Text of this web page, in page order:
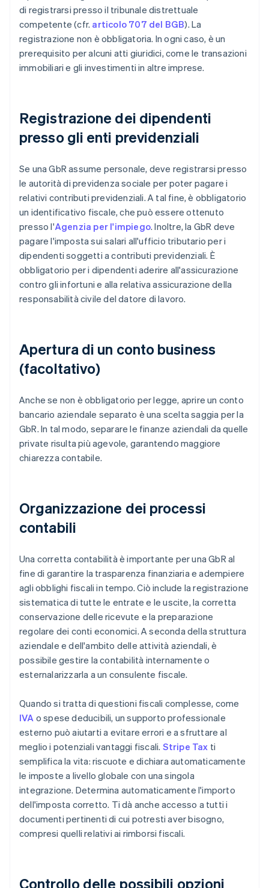
di registrarsi presso il tribunale distrettuale
competente (cfr. articolo 707 del BGB). La
registrazione non è obbligatoria. In ogni caso, è un
prerequisito per alcuni atti giuridici, come le transazioni
immobiliari e gli investimenti in altre imprese.
Registrazione dei dipendenti
presso gli enti previdenziali
Se una GbR assume personale, deve registrarsi presso
le autorità di previdenza sociale per poter pagare i
relativi contributi previdenziali. A tal fine, è obbligatorio
un identificativo fiscale, che può essere ottenuto
presso l'Agenzia per l'impiego. Inoltre, la GbR deve
pagare l'imposta sui salari all'ufficio tributario per i
dipendenti soggetti a contributi previdenziali. È
obbligatorio per i dipendenti aderire all'assicurazione
contro gli infortuni e alla relativa assicurazione della
responsabilità civile del datore di lavoro.
Apertura di un conto business
(facoltativo)
Anche se non è obbligatorio per legge, aprire un conto
bancario aziendale separato è una scelta saggia per la
GbR. In tal modo, separare le finanze aziendali da quelle
private risulta più agevole, garantendo maggiore
chiarezza contabile.
Organizzazione dei processi
contabili
Una corretta contabilità è importante per una GbR al
fine di garantire la trasparenza finanziaria e adempiere
agli obblighi fiscali in tempo. Ciò include la registrazione
sistematica di tutte le entrate e le uscite, la corretta
conservazione delle ricevute e la preparazione
regolare dei conti economici. A seconda della struttura
aziendale e dell'ambito delle attività aziendali, è
possibile gestire la contabilità internamente o
esternalarizzarla a un consulente fiscale.
Quando si tratta di questioni fiscali complesse, come
IVA o spese deducibili, un supporto professionale
esterno può aiutarti a evitare errori e a sfruttare al
meglio i potenziali vantaggi fiscali. Stripe Tax ti
semplifica la vita: riscuote e dichiara automaticamente
le imposte a livello globale con una singola
integrazione. Determina automaticamente l'importo
dell'imposta corretto. Ti dà anche accesso a tutti i
documenti pertinenti di cui potresti aver bisogno,
compresi quelli relativi ai rimborsi fiscali.
Controllo delle possibili opzioni